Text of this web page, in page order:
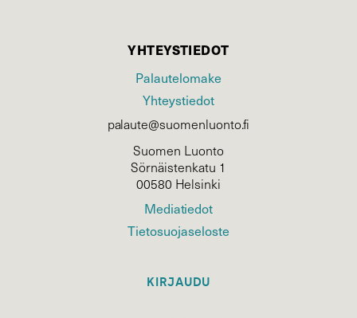
YHTEYSTIEDOT
Palautelomake
Yhteystiedot
palaute@suomenluonto.fi
Suomen Luonto
Sörnäistenkatu 1
00580 Helsinki
Mediatiedot
Tietosuojaseloste
KIRJAUDU